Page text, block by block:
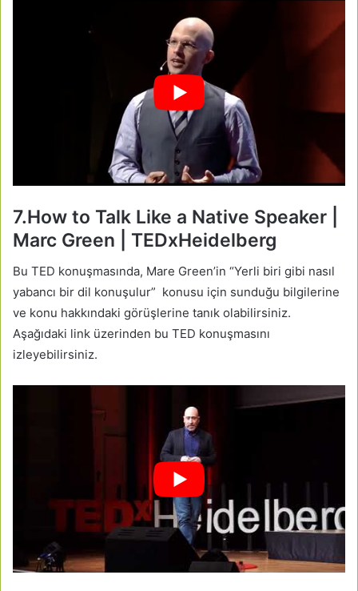
7.How to Talk Like a Native Speaker |
Marc Green | TEDxHeidelberg
Bu TED konuşmasında, Mare Green’in “Yerli biri gibi nasıl
yabancı bir dil konuşulur” konusu için sunduğu bilgilerine
ve konu hakkındaki görüşlerine tanık olabilirsiniz.
Aşağıdaki link üzerinden bu TED konuşmasını
izleyebilirsiniz.